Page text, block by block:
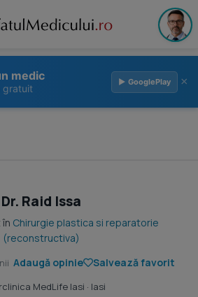
medic
gratuit
▶ GooglePlay ×
Dr. Raid Issa
Chirurgie plastica si reparatorie
(reconstructiva)
Adaugă opinie Salvează favorit
MedLife Iasi · Iasi